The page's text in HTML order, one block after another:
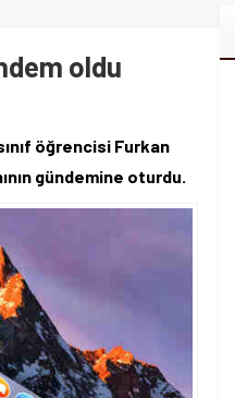
oldu
öğrencisi Furkan
gündemine oturdu.